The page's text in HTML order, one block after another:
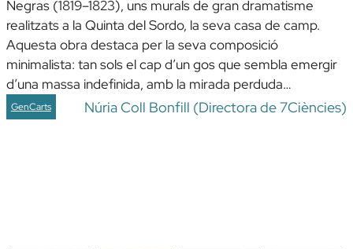
Negras (1819–1823), uns murals de gran dramatisme
realitzats a la Quinta del Sordo, la seva casa de camp.
Aquesta obra destaca per la seva composició
minimalista: tan sols el cap d’un gos que sembla emergir
d’una massa indefinida, amb la mirada perduda…
GenCarts Núria Coll Bonfill (Directora de 7Ciències)